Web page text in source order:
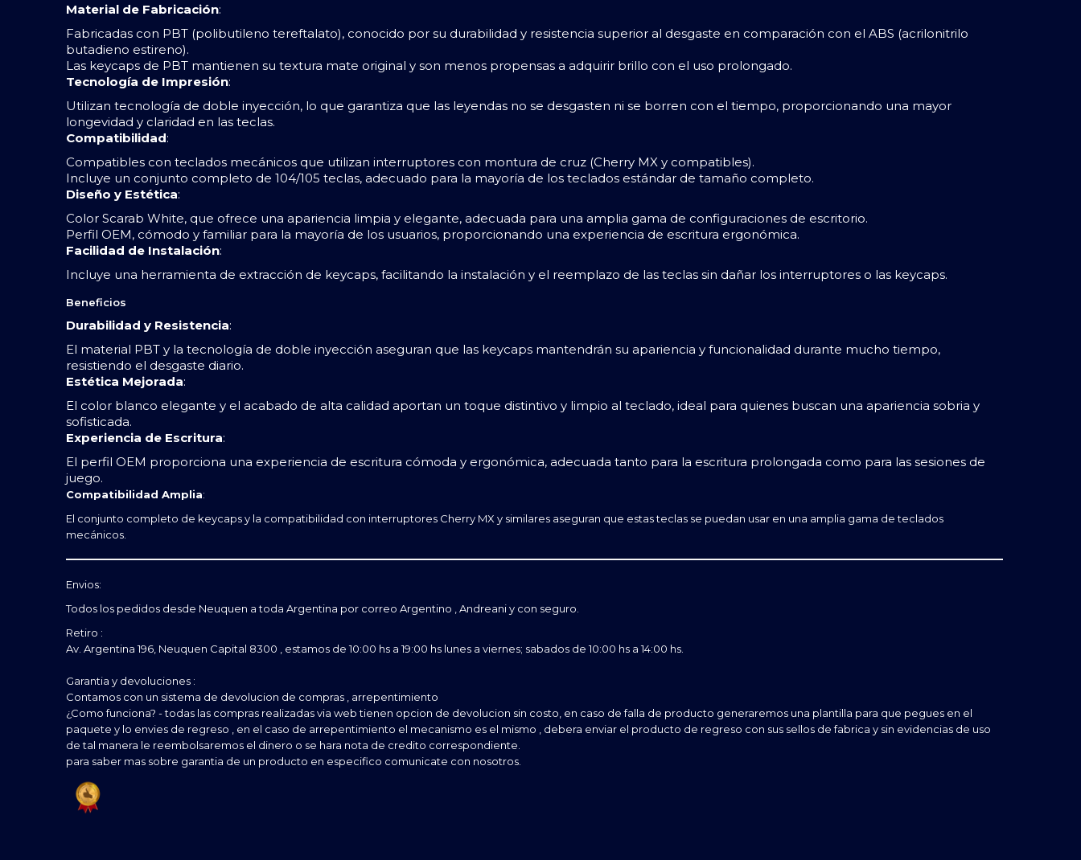
Material de Fabricación:
Fabricadas con PBT (polibutileno tereftalato), conocido por su durabilidad y resistencia superior al desgaste en comparación con el ABS (acrilonitrilo
butadieno estireno).
Las keycaps de PBT mantienen su textura mate original y son menos propensas a adquirir brillo con el uso prolongado.
Tecnología de Impresión:
Utilizan tecnología de doble inyección, lo que garantiza que las leyendas no se desgasten ni se borren con el tiempo, proporcionando una mayor
longevidad y claridad en las teclas.
Compatibilidad:
Compatibles con teclados mecánicos que utilizan interruptores con montura de cruz (Cherry MX y compatibles).
Incluye un conjunto completo de 104/105 teclas, adecuado para la mayoría de los teclados estándar de tamaño completo.
Diseño y Estética:
Color Scarab White, que ofrece una apariencia limpia y elegante, adecuada para una amplia gama de configuraciones de escritorio.
Perfil OEM, cómodo y familiar para la mayoría de los usuarios, proporcionando una experiencia de escritura ergonómica.
Facilidad de Instalación:
Incluye una herramienta de extracción de keycaps, facilitando la instalación y el reemplazo de las teclas sin dañar los interruptores o las keycaps.
Beneficios
Durabilidad y Resistencia:
El material PBT y la tecnología de doble inyección aseguran que las keycaps mantendrán su apariencia y funcionalidad durante mucho tiempo,
resistiendo el desgaste diario.
Estética Mejorada:
El color blanco elegante y el acabado de alta calidad aportan un toque distintivo y limpio al teclado, ideal para quienes buscan una apariencia sobria y
sofisticada.
Experiencia de Escritura:
El perfil OEM proporciona una experiencia de escritura cómoda y ergonómica, adecuada tanto para la escritura prolongada como para las sesiones de
juego.
Compatibilidad Amplia:
El conjunto completo de keycaps y la compatibilidad con interruptores Cherry MX y similares aseguran que estas teclas se puedan usar en una amplia gama de teclados
mecánicos.
Envios:
Todos los pedidos desde Neuquen a toda Argentina por correo Argentino , Andreani y con seguro.
Retiro :
Av. Argentina 196, Neuquen Capital 8300 , estamos de 10:00 hs a 19:00 hs lunes a viernes; sabados de 10:00 hs a 14:00 hs.
Garantia y devoluciones :
Contamos con un sistema de devolucion de compras , arrepentimiento
¿Como funciona? - todas las compras realizadas via web tienen opcion de devolucion sin costo, en caso de falla de producto generaremos una plantilla para que pegues en el
paquete y lo envies de regreso , en el caso de arrepentimiento el mecanismo es el mismo , debera enviar el producto de regreso con sus sellos de fabrica y sin evidencias de uso
de tal manera le reembolsaremos el dinero o se hara nota de credito correspondiente.
para saber mas sobre garantia de un producto en especifico comunicate con nosotros.